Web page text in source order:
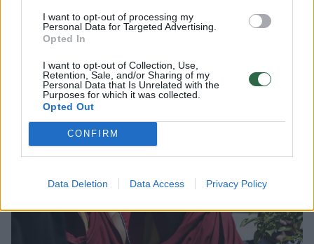
I want to opt-out of processing my
Personal Data for Targeted Advertising.
Opted In
I want to opt-out of Collection, Use,
Retention, Sale, and/or Sharing of my
Personal Data that Is Unrelated with the
Purposes for which it was collected.
Opted Out
CONFIRM
Data Deletion Data Access Privacy Policy
įskaitant jų teisę laisvai rinktis ir gerbti
religinius lyderius be jokio kišimosi“, –
pažymėjo M. Rubio.